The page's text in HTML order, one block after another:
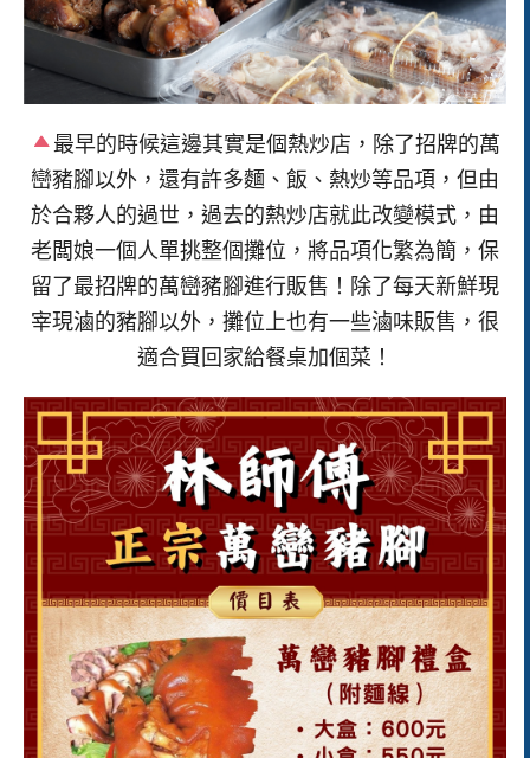
最早的時候這邊其實是個熱炒店，除了招牌的萬
巒豬腳以外，還有許多麵、飯、熱炒等品項，但由
於合夥人的過世，過去的熱炒店就此改變模式，由
老闆娘一個人單挑整個攤位，將品項化繁為簡，保
留了最招牌的萬巒豬腳進行販售！除了每天新鮮現
宰現滷的豬腳以外，攤位上也有一些滷味販售，很
適合買回家給餐桌加個菜！